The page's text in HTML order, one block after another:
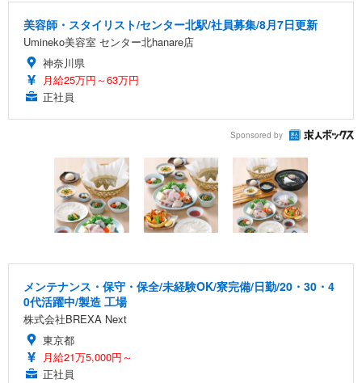
美容師・スタイリスト/センター北駅/社員募集/8月7日更新
Umineko美容室 センター北hanare店
神奈川県
月給25万円～63万円
正社員
Sponsored by
メンテナンス・保守・保全/未経験OK/寮完備/日勤/20・30・4
0代活躍中/製造 工場
株式会社BREXA Next
東京都
月給21万5,000円～
正社員